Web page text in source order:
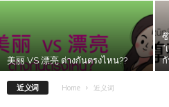
美丽 VS 漂亮 ต่างกันตรงไหน??
ซี
“
近义词 Home 近义词